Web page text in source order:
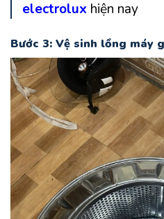
electrolux hiện nay
Bước 3: Vệ sinh lồng máy